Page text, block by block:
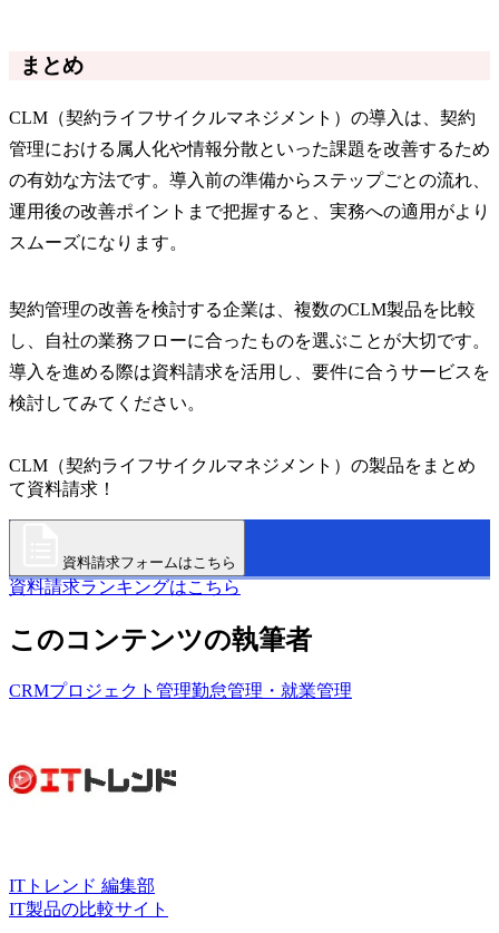
まとめ
CLM（契約ライフサイクルマネジメント）の導入は、契約
管理における属人化や情報分散といった課題を改善するため
の有効な方法です。導入前の準備からステップごとの流れ、
運用後の改善ポイントまで把握すると、実務への適用がより
スムーズになります。
契約管理の改善を検討する企業は、複数のCLM製品を比較
し、自社の業務フローに合ったものを選ぶことが大切です。
導入を進める際は資料請求を活用し、要件に合うサービスを
検討してみてください。
CLM（契約ライフサイクルマネジメント）の製品をまとめ
て資料請求！
資料請求フォームはこちら
資料請求ランキングはこちら
このコンテンツの執筆者
CRMプロジェクト管理勤怠管理・就業管理
ITトレンド 編集部
IT製品の比較サイト